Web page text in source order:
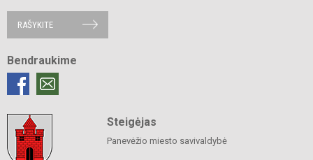
RAŠYKITE
Bendraukime
Steigėjas
Panevėžio miesto savivaldybė